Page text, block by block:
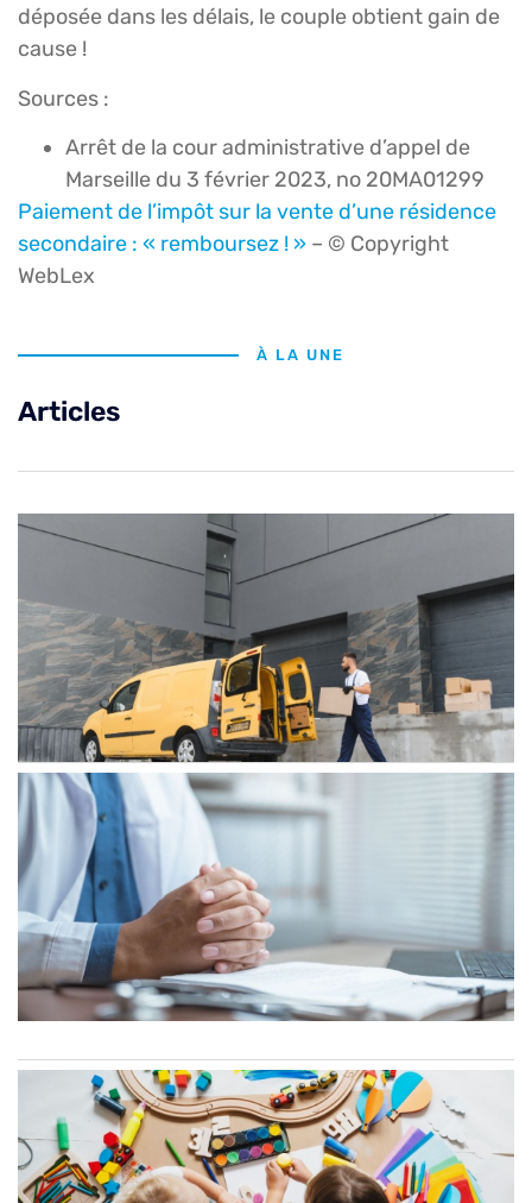
déposée dans les délais, le couple obtient gain de
cause !
Sources :
Arrêt de la cour administrative d’appel de
Marseille du 3 février 2023, no 20MA01299
Paiement de l’impôt sur la vente d’une résidence
secondaire : « remboursez ! » – © Copyright
WebLex
À LA UNE
Articles